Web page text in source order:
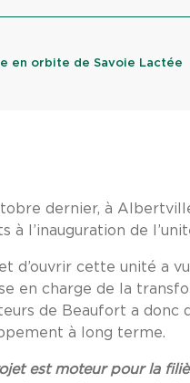
en orbite de Savoie Lactée
dernier, à
à l’inauguration de
d’ouvrir cette unité a
en charge de la
de Beaufort a
à long terme.
est moteur pour la